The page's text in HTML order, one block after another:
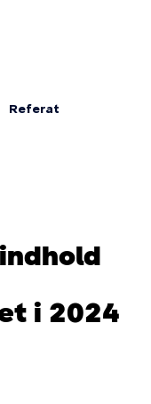
Referat
i 2024